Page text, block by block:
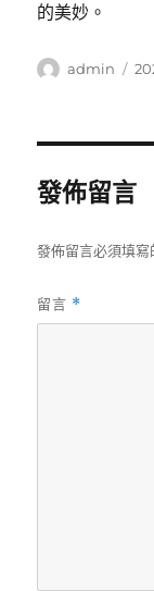
的美妙。
作
admin
發
發佈留言
發佈留言必須填寫
留言 *